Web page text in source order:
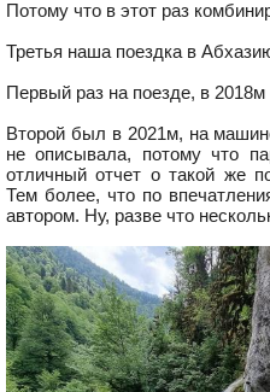
Потому что в этот раз
Третья наша поездка в
Первый раз на поезде, в 2018м
Второй был в 2021м, на
не описывала, потому что
отличный отчет о такой же
Тем более, что по
автором. Ну, разве что